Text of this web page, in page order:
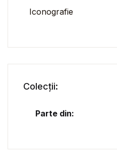
Iconografie
Colecții:
Parte din: